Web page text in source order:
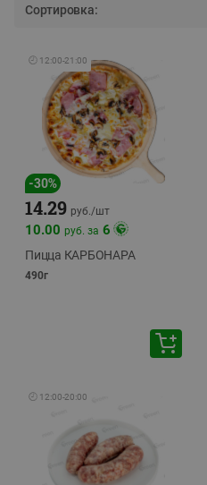
Сортировка:
🕘 12:00-21:00
-30%
14.29 руб./шт
10.00 руб. за 6
Пицца КАРБОНАРА
490г
🕘 12:00-20:00